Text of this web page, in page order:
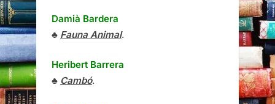
Damià Bardera
♣ Fauna Animal.
Heribert Barrera
♣ Cambó.